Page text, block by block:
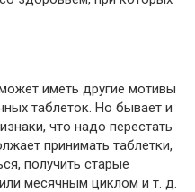
иметь другие мотивы
таблеток. Но бывает и
что надо перестать
принимать таблетки,
получить старые
месячным циклом и т. д.